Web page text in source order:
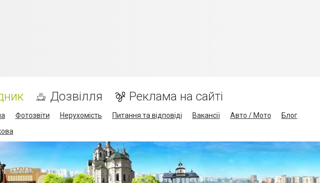
Дозвілля Реклама на сайті
Фотозвіти Нерухомість Питання та відповіді Вакансії Авто / Мото
Блог